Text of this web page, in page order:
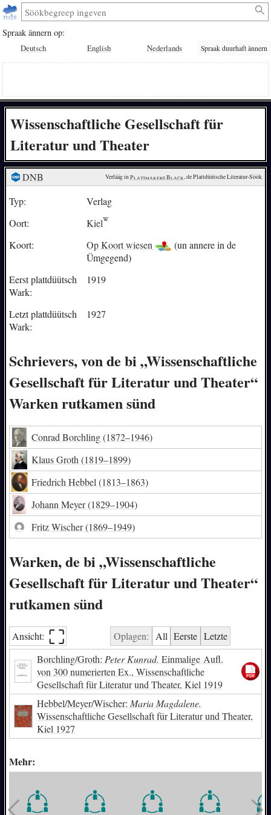
Spraak ännern op:
Deutsch English Nederlands Spraak duurhaft ännern
Wissenschaftliche Gesellschaft für
Literatur und Theater
DNB Verlääg in Plattmakers Black, de Plattdüütsche Literatur-Söök
Typ:
Verlag
Oort:
Kiel
Koort:
Op Koort wiesen
(un annere in de
Ümgegend)
Eerst plattdüütsch
Wark:
1919
Letzt plattdüütsch
Wark:
1927
Schrievers, von de bi „Wissenschaftliche
Gesellschaft für Literatur und Theater“
Warken rutkamen sünd
Conrad Borchling(1872–1946)
Klaus Groth(1819–1899)
Friedrich Hebbel(1813–1863)
Johann Meyer(1829–1904)
Fritz Wischer(1869–1949)
Warken, de bi „Wissenschaftliche
Gesellschaft für Literatur und Theater“
rutkamen sünd
Ansicht: ⛶︎ Oplagen: All Eerste Letzte
Borchling/Groth: Peter Kunrad. Einmalige Aufl.
von 300 numerierten Ex., Wissenschaftliche
Gesellschaft für Literatur und Theater, Kiel 1919
Hebbel/Meyer/Wischer: Maria Magdalene.
Wissenschaftliche Gesellschaft für Literatur und Theater,
Kiel 1927
Mehr: